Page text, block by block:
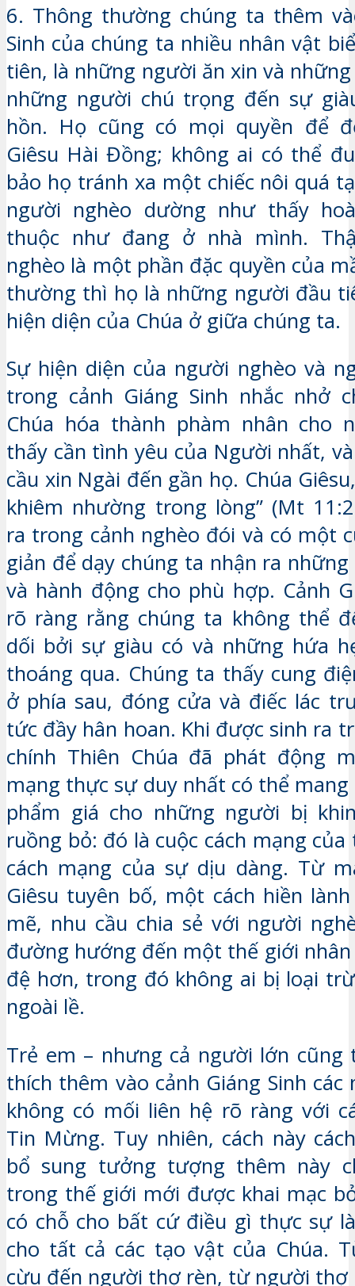
6. Thông thường chúng ta thêm
Sinh của chúng ta nhiều nhân vật
tiên, là những người ăn xin và
những người chú trọng đến sự
hồn. Họ cũng có mọi quyền để
Giêsu Hài Đồng; không ai có thể
bảo họ tránh xa một chiếc nôi quá
người nghèo dường như thấy
thuộc như đang ở nhà mình.
nghèo là một phần đặc quyền của
thường thì họ là những người đầu
hiện diện của Chúa ở giữa chúng ta.
Sự hiện diện của người nghèo và
trong cảnh Giáng Sinh nhắc nhở
Chúa hóa thành phàm nhân cho
thấy cần tình yêu của Người nhất,
cầu xin Ngài đến gần họ. Chúa
khiêm nhường trong lòng” (Mt
ra trong cảnh nghèo đói và có một
giản để dạy chúng ta nhận ra
và hành động cho phù hợp. Cảnh
rõ ràng rằng chúng ta không thể
dối bởi sự giàu có và những hứa
thoáng qua. Chúng ta thấy cung
ở phía sau, đóng cửa và điếc lác
tức đầy hân hoan. Khi được sinh ra
chính Thiên Chúa đã phát động
mạng thực sự duy nhất có thể mang
phẩm giá cho những người bị
ruồng bỏ: đó là cuộc cách mạng của
cách mạng của sự dịu dàng. Từ
Giêsu tuyên bố, một cách hiền
mẽ, nhu cầu chia sẻ với người
đường hướng đến một thế giới nhân
đệ hơn, trong đó không ai bị loại
ngoài lề.
Trẻ em – nhưng cả người lớn cũng
thích thêm vào cảnh Giáng Sinh các
không có mối liên hệ rõ ràng với
Tin Mừng. Tuy nhiên, cách này
bổ sung tưởng tượng thêm này
trong thế giới mới được khai mạc
có chỗ cho bất cứ điều gì thực sự
cho tất cả các tạo vật của Chúa.
cừu đến người thợ rèn, từ người thợ